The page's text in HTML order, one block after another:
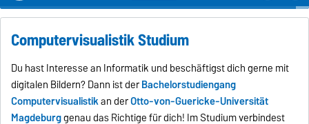
Computervisualistik Studium
Du hast Interesse an Informatik und beschäftigst dich gerne mit
digitalen Bildern? Dann ist derBachelorstudiengang
Computervisualistikan derOtto-von-Guericke-Universität
Magdeburggenau das Richtige für dich! Im Studium verbindest